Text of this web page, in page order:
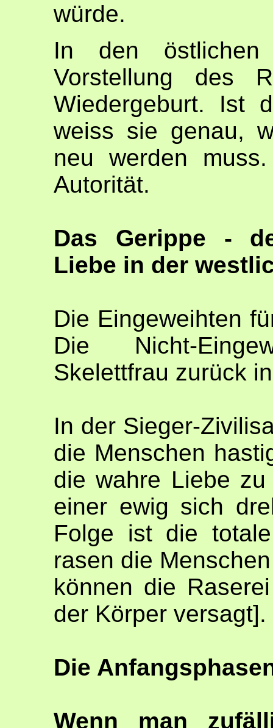
würde.
In den östlichen
Vorstellung des
Wiedergeburt. Ist
weiss sie genau,
neu werden
Autorität.
Das Gerippe -
Liebe in der
Die Eingeweihten
Die Nicht-
Skelettfrau zurück
In der Sieger-
die Menschen
die wahre Liebe
einer ewig sich
Folge ist die
rasen die
können die
der Körper versagt].
Die
Wenn man